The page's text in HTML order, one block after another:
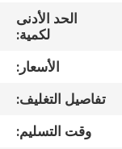
ضبط
الجودة
الحد الأدنى
لكمية:
الأسعار:
تفاصيل التغليف:
وقت التسليم: